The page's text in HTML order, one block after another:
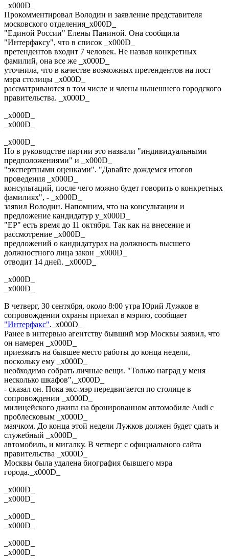
_x000D_
Прокомментировал Володин и заявление представителя
московского отделения_x000D_
"Единой России" Елены Паниной. Она сообщила
"Интерфаксу", что в список _x000D_
претендентов входит 7 человек. Не назвав конкретных
фамилий, она все же _x000D_
уточнила, что в качестве возможных претендентов на пост
мэра столицы _x000D_
рассматриваются в том числе и члены нынешнего городского
правительства. _x000D_
_x000D_
_x000D_
_x000D_
Но в руководстве партии это назвали "индивидуальными
предположениями" и _x000D_
"экспертными оценками". "Давайте дождемся итогов
проведения _x000D_
консультаций, после чего можно будет говорить о конкретных
фамилиях", - _x000D_
заявил Володин. Напомним, что на консультации и
предложение кандидатур у_x000D_
"ЕР" есть время до 11 октября. Так как на внесение и
рассмотрение _x000D_
предложений о кандидатурах на должность высшего
должностного лица закон _x000D_
отводит 14 дней. _x000D_
_x000D_
_x000D_
В четверг, 30 сентября, около 8:00 утра Юрий Лужков в
сопровождении охраны приехал в мэрию, сообщает
"Интерфакс"._x000D_
Ранее в интервью агентству бывший мэр Москвы заявил, что
он намерен _x000D_
приезжать на бывшее место работы до конца недели,
поскольку ему _x000D_
необходимо собрать личные вещи. "Только наград у меня
несколько шкафов",_x000D_
- сказал он. Пока экс-мэр передвигается по столице в
сопровождении _x000D_
милицейского джипа на бронированном автомобиле Audi с
проблесковым _x000D_
маячком. До конца этой недели Лужков должен будет сдать и
служебный _x000D_
автомобиль, и мигалку. В четверг с официального сайта
правительства _x000D_
Москвы была удалена биография бывшего мэра
города._x000D_
_x000D_
_x000D_
_x000D_
_x000D_
_x000D_
_x000D_